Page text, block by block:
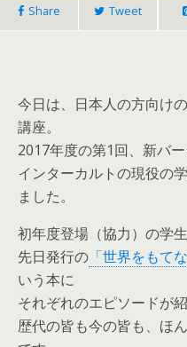
Share Tweet
今日は、日本人の方向け
講座。
2017年度の第1回、新バー
インターカルトの現役の
ました。
初年度登場（協力）の学生
先日発行の 「世界をもて
いう本に
それぞれのエピソードが
歴代の皆も今の皆も、ほ